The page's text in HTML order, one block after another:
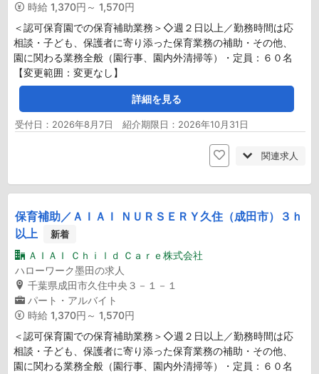
時給 1,370円～ 1,570円
＜認可保育園での保育補助業務＞◇週２日以上／勤務時間は応
相談・子ども、保護者に寄り添った保育業務の補助・その他、
園に関わる業務全般（園行事、園内外清掃等）・定員：６０名
【変更範囲：変更なし】
詳細を見る
受付日：2026年8月7日 紹介期限日：2026年10月31日
関連求人
保育補助／ＡＩＡＩ ＮＵＲＳＥＲＹ久住（成田市）３ｈ
以上
新着
ＡＩＡＩ Ｃｈｉｌｄ Ｃａｒｅ株式会社
ハローワーク墨田の求人
千葉県成田市久住中央３－１－１
パート・アルバイト
時給 1,370円～ 1,570円
＜認可保育園での保育補助業務＞◇週２日以上／勤務時間は応
相談・子ども、保護者に寄り添った保育業務の補助・その他、
園に関わる業務全般（園行事、園内外清掃等）・定員：６０名